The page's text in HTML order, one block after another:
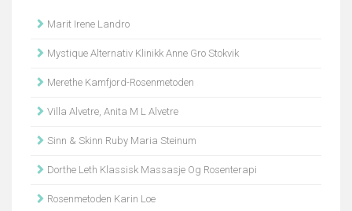
Marit Irene Landro
Mystique Alternativ Klinikk Anne Gro Stokvik
Merethe Kamfjord-Rosenmetoden
Villa Alvetre, Anita M L Alvetre
Sinn & Skinn Ruby Maria Steinum
Dorthe Leth Klassisk Massasje Og Rosenterapi
Rosenmetoden Karin Loe